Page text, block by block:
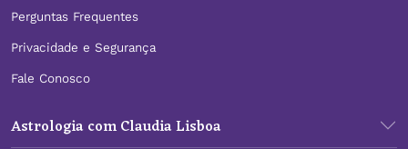
Perguntas Frequentes
Privacidade e Segurança
Fale Conosco
Astrologia com Claudia Lisboa